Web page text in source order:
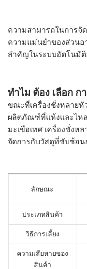
ความสามารถในการจั
ความแม่นยําของส่วนอ
สําคัญในระบบอัตโนมั
ทําไม ต้อง เลือก ก
ขณะที่เครื่องชั่งหลายหั
ผลิตภัณฑ์ที่แห้งและไหล
มะเขือเทศ เครื่องชั่งห
จัดการกับวัสดุที่ซับซ้อน
ลักษณะ
ประเภทสินค้า
วิธีการเลี้ยง
ความเสียหายของ
สินค้า